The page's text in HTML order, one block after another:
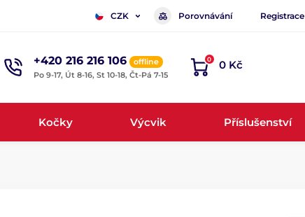
CZK Porovnávání Registrace
+420 216 216 106
offline
Po 9-17, Út 8-16, St 10-18, Čt-Pá 7-15
0 0 Kč
Kočky Výcvik Příslušenství